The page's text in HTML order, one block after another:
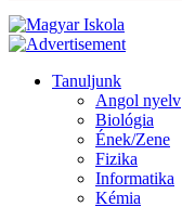
Tanuljunk
Angol nyelv
Biológia
Ének/Zene
Fizika
Informatika
Kémia